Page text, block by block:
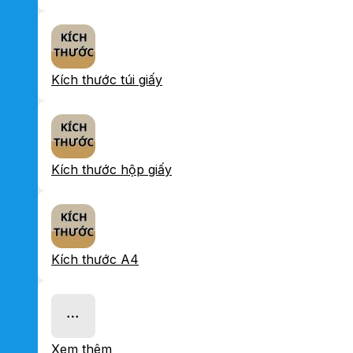
Kích thước túi giấy
Kích thước hộp giấy
Kích thước A4
Xem thêm